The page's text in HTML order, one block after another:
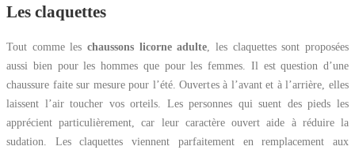
Les claquettes
Tout comme les chaussons licorne adulte , les claquettes sont proposées
aussi bien pour les hommes que pour les femmes. Il est question d’une
chaussure faite sur mesure pour l’été. Ouvertes à l’avant et à l’arrière, elles
laissent l’air toucher vos orteils. Les personnes qui suent des pieds les
apprécient particulièrement, car leur caractère ouvert aide à réduire la
sudation. Les claquettes viennent parfaitement en remplacement aux